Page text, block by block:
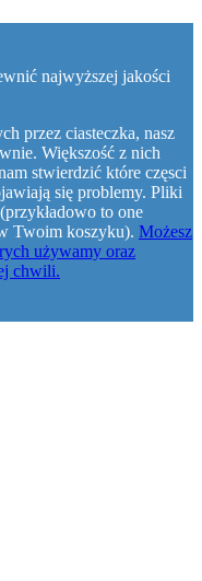
najwyższej jakości
przez ciasteczka, nasz
Większość z nich
stwierdzić które częsci
się problemy. Pliki
to one
Twoim koszyku). Możesz
używamy oraz
chwili.